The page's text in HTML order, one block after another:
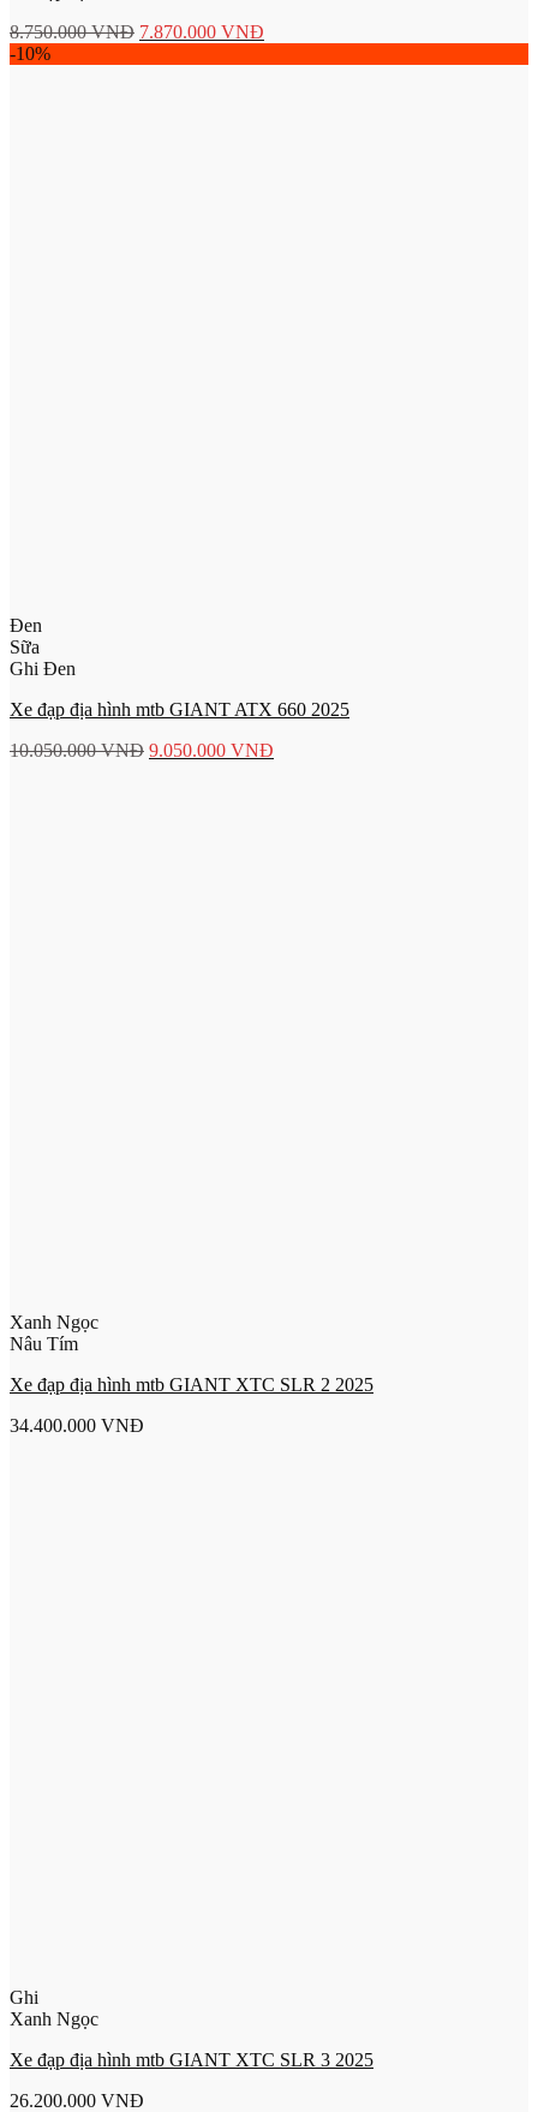
8.750.000VNĐ 7.870.000 VNĐ
-10%
Đen
Sữa
Ghi Đen
Xe đạp địa hình mtb GIANT ATX 660 2025
10.050.000VNĐ 9.050.000 VNĐ
Xanh Ngọc
Nâu Tím
Xe đạp địa hình mtb GIANT XTC SLR 2 2025
34.400.000 VNĐ
Ghi
Xanh Ngọc
Xe đạp địa hình mtb GIANT XTC SLR 3 2025
26.200.000 VNĐ